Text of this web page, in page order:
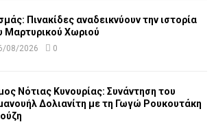
Πινακίδες αναδεικνύουν την ιστορία
Μαρτυρικού Χωριού
08/2026 0
Νότιας Κυνουρίας: Συνάντηση του
Δολιανίτη με τη Γωγώ Ρουκουτάκη